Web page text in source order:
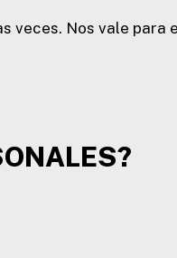
veces. Nos vale para